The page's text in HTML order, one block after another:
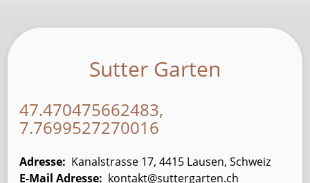
Sutter Garten
47.470475662483,
7.7699527270016
Adresse
Kanalstrasse 17, 4415 Lausen, Schweiz
E-Mail Adresse
kontakt@suttergarten.ch